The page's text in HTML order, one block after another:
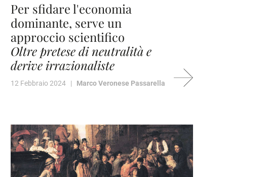
Per sfidare l'economia
dominante, serve un
approccio scientifico
Oltre pretese di neutralità e
derive irrazionaliste
12 Febbraio 2024 | Marco Veronese Passarella